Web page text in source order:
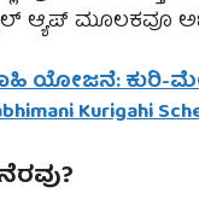
ಆ್ಯಪ್ ಮೂಲಕವೂ
ಯೋಜನೆ: ಕುರಿ-
Kurigahi